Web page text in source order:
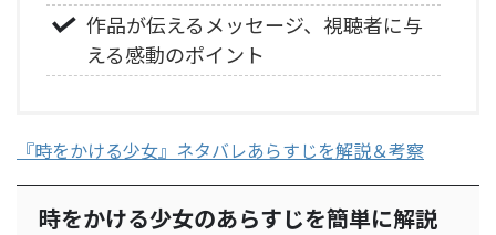
作品が伝えるメッセージ、視聴者に与
える感動のポイント
『時をかける少女』ネタバレあらすじを解説＆考察
時をかける少女のあらすじを簡単に解説